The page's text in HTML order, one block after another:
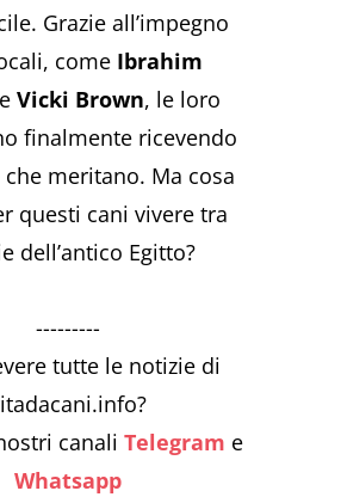
Grazie all’impegno
come Ibrahim
eVicki Brown, le loro
finalmente ricevendo
che meritano. Ma cosa
questi cani vivere tra
dell’antico Egitto?
---------
tutte le notizie di
canaliTelegram e
Whatsapp